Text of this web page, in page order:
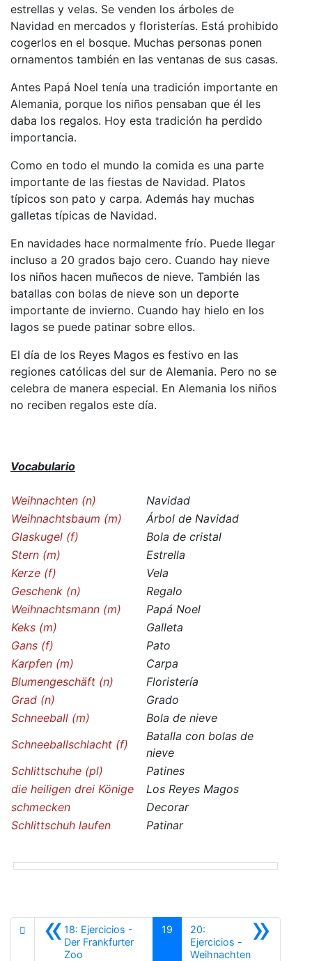
estrellas y velas. Se venden los árboles de
Navidad en mercados y floristerías. Está prohibido
cogerlos en el bosque. Muchas personas ponen
ornamentos también en las ventanas de sus casas.
Antes Papá Noel tenía una tradición importante en
Alemania, porque los niños pensaban que él les
daba los regalos. Hoy esta tradición ha perdido
importancia.
Como en todo el mundo la comida es una parte
importante de las fiestas de Navidad. Platos
típicos son pato y carpa. Además hay muchas
galletas típicas de Navidad.
En navidades hace normalmente frío. Puede llegar
incluso a 20 grados bajo cero. Cuando hay nieve
los niños hacen muñecos de nieve. También las
batallas con bolas de nieve son un deporte
importante de invierno. Cuando hay hielo en los
lagos se puede patinar sobre ellos.
El día de los Reyes Magos es festivo en las
regiones católicas del sur de Alemania. Pero no se
celebra de manera especial. En Alemania los niños
no reciben regalos este día.
Vocabulario
Weihnachten (n)
Navidad
Weihnachtsbaum (m)
Árbol de Navidad
Glaskugel (f)
Bola de cristal
Stern (m)
Estrella
Kerze (f)
Vela
Geschenk (n)
Regalo
Weihnachtsmann (m)
Papá Noel
Keks (m)
Galleta
Gans (f)
Pato
Karpfen (m)
Carpa
Blumengeschäft (n)
Floristería
Grad (n)
Grado
Schneeball (m)
Bola de nieve
Schneeballschlacht (f)
Batalla con bolas de
nieve
Schlittschuhe (pl)
Patines
die heiligen drei Könige
Los Reyes Magos
schmecken
Decorar
Schlittschuh laufen
Patinar
«18: Ejercicios -
Der Frankfurter
Zoo
19 »
20:
Ejercicios -
WeihnachtenSiguiente